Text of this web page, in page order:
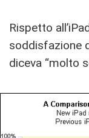
Rispetto
soddisfazione
diceva “molto